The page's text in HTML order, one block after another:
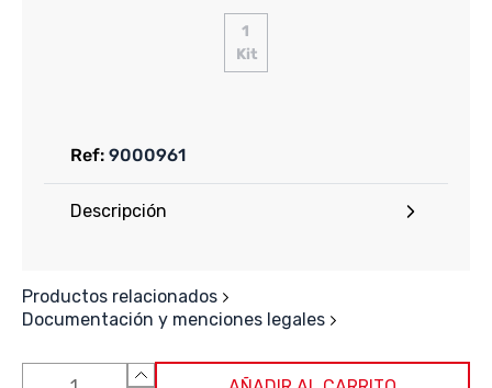
Ref: 9000961
Descripción
Productos relacionados
Documentación y menciones legales
1
Kit